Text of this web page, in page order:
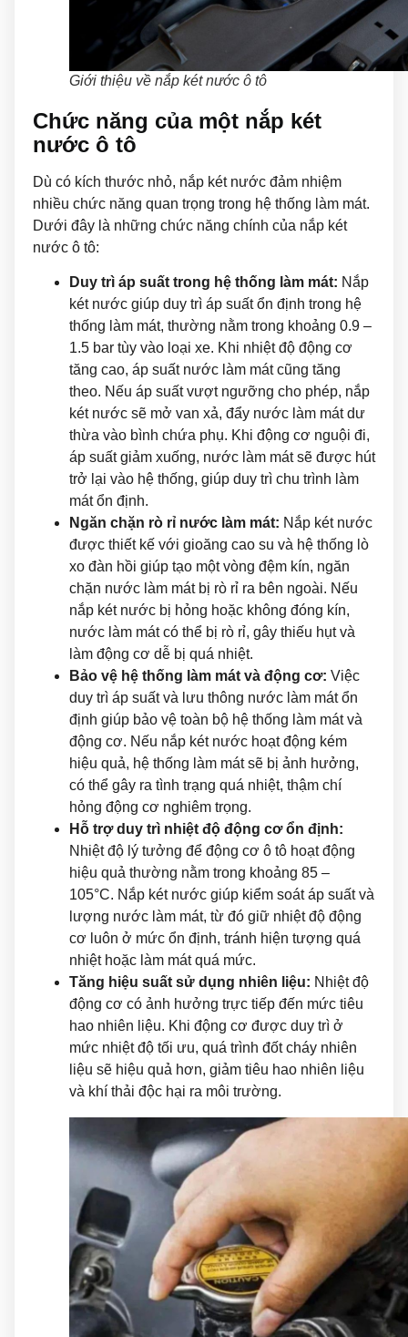
Giới thiệu về nắp két nước ô tô
Chức năng của một nắp két
nước ô tô
Dù có kích thước nhỏ, nắp két nước đảm nhiệm
nhiều chức năng quan trọng trong hệ thống làm mát.
Dưới đây là những chức năng chính của nắp két
nước ô tô:
Duy trì áp suất trong hệ thống làm mát: Nắp
két nước giúp duy trì áp suất ổn định trong hệ
thống làm mát, thường nằm trong khoảng 0.9 –
1.5 bar tùy vào loại xe. Khi nhiệt độ động cơ
tăng cao, áp suất nước làm mát cũng tăng
theo. Nếu áp suất vượt ngưỡng cho phép, nắp
két nước sẽ mở van xả, đẩy nước làm mát dư
thừa vào bình chứa phụ. Khi động cơ nguội đi,
áp suất giảm xuống, nước làm mát sẽ được hút
trở lại vào hệ thống, giúp duy trì chu trình làm
mát ổn định.
Ngăn chặn rò rỉ nước làm mát: Nắp két nước
được thiết kế với gioăng cao su và hệ thống lò
xo đàn hồi giúp tạo một vòng đệm kín, ngăn
chặn nước làm mát bị rò rỉ ra bên ngoài. Nếu
nắp két nước bị hỏng hoặc không đóng kín,
nước làm mát có thể bị rò rỉ, gây thiếu hụt và
làm động cơ dễ bị quá nhiệt.
Bảo vệ hệ thống làm mát và động cơ: Việc
duy trì áp suất và lưu thông nước làm mát ổn
định giúp bảo vệ toàn bộ hệ thống làm mát và
động cơ. Nếu nắp két nước hoạt động kém
hiệu quả, hệ thống làm mát sẽ bị ảnh hưởng,
có thể gây ra tình trạng quá nhiệt, thậm chí
hỏng động cơ nghiêm trọng.
Hỗ trợ duy trì nhiệt độ động cơ ổn định:
Nhiệt độ lý tưởng để động cơ ô tô hoạt động
hiệu quả thường nằm trong khoảng 85 –
105°C. Nắp két nước giúp kiểm soát áp suất và
lượng nước làm mát, từ đó giữ nhiệt độ động
cơ luôn ở mức ổn định, tránh hiện tượng quá
nhiệt hoặc làm mát quá mức.
Tăng hiệu suất sử dụng nhiên liệu: Nhiệt độ
động cơ có ảnh hưởng trực tiếp đến mức tiêu
hao nhiên liệu. Khi động cơ được duy trì ở
mức nhiệt độ tối ưu, quá trình đốt cháy nhiên
liệu sẽ hiệu quả hơn, giảm tiêu hao nhiên liệu
và khí thải độc hại ra môi trường.